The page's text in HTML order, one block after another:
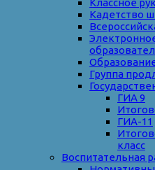
Классное
Кадетство
Группа
ГИА 9
ГИА-11
класс
Воспитательная